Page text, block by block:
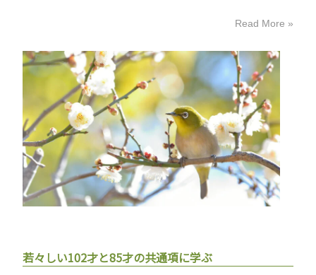
Read More »
若々しい102才と85才の共通項に学ぶ